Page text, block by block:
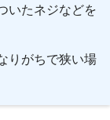
いたネジなどを
りがちで狭い場